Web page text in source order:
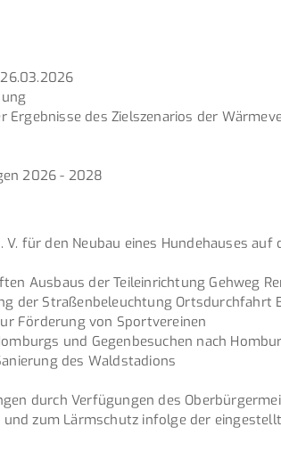
des Zielszenarios der
2026 - 2028
für den Neubau eines Hundehauses auf
Ausbaus der Teileinrichtung Gehweg
der Straßenbeleuchtung Ortsdurchfahrt
Förderung von Sportvereinen
und Gegenbesuchen nach
des Waldstadions
durch Verfügungen des
zum Lärmschutz infolge der